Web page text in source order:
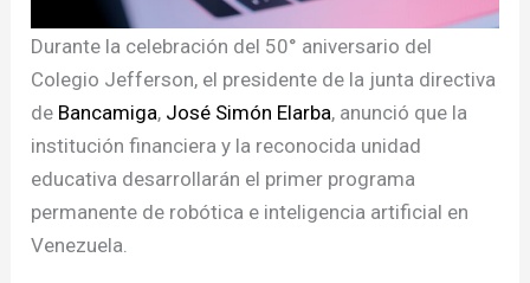
Durante la celebración del 50° aniversario del
Colegio Jefferson, el presidente de la junta directiva
de Bancamiga, José Simón Elarba, anunció que la
institución financiera y la reconocida unidad
educativa desarrollarán el primer programa
permanente de robótica e inteligencia artificial en
Venezuela.